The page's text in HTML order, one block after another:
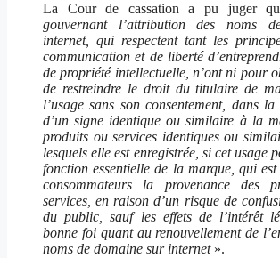
La Cour de cassation a pu juger
gouvernant l’attribution des noms
internet, qui respectent tant les
communication et de liberté
de propriété intellectuelle, n’ont ni pour
de restreindre le droit du titulaire de
l’usage sans son consentement, dans la
d’un signe identique ou similaire à la
produits ou services identiques ou
lesquels elle est enregistrée, si cet usage
fonction essentielle de la marque, qui
consommateurs la provenance des
services, en raison d’un risque de
du public, sauf les effets de l’intérêt
bonne foi quant au renouvellement de
noms de domaine sur internet».